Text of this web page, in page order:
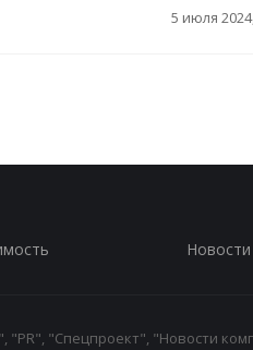
5 июля
Новости
"Спецпроект", "Новости